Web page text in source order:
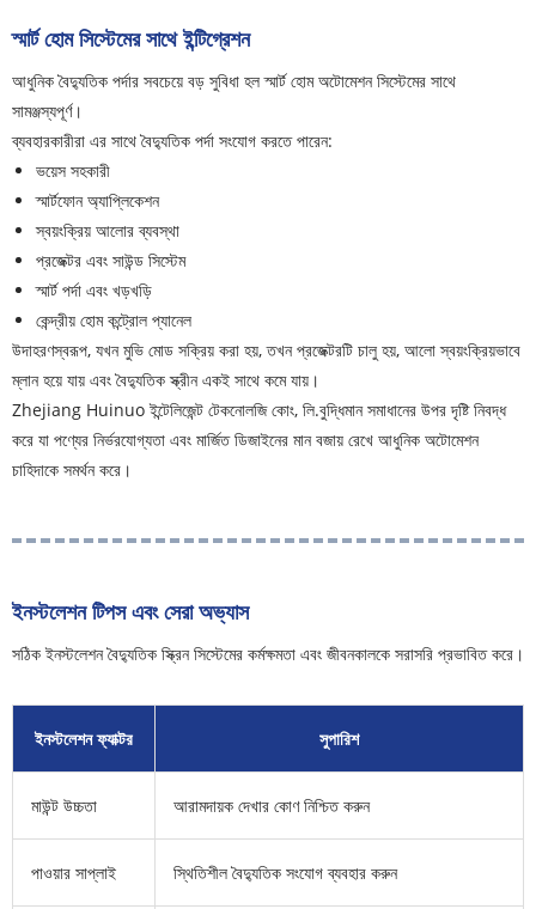
স্মার্ট হোম সিস্টেমের সাথে ইন্টিগ্রেশন
আধুনিক বৈদ্যুতিক পর্দার সবচেয়ে বড় সুবিধা হল স্মার্ট হোম অটোমেশন সিস্টেমের সাথে
সামঞ্জস্যপূর্ণ।
ব্যবহারকারীরা এর সাথে বৈদ্যুতিক পর্দা সংযোগ করতে পারেন:
ভয়েস সহকারী
স্মার্টফোন অ্যাপ্লিকেশন
স্বয়ংক্রিয় আলোর ব্যবস্থা
প্রজেক্টর এবং সাউন্ড সিস্টেম
স্মার্ট পর্দা এবং খড়খড়ি
কেন্দ্রীয় হোম কন্ট্রোল প্যানেল
উদাহরণস্বরূপ, যখন মুভি মোড সক্রিয় করা হয়, তখন প্রজেক্টরটি চালু হয়, আলো স্বয়ংক্রিয়ভাবে
ম্লান হয়ে যায় এবং বৈদ্যুতিক স্ক্রীন একই সাথে কমে যায়।
Zhejiang Huinuo ইন্টেলিজেন্ট টেকনোলজি কোং, লি.বুদ্ধিমান সমাধানের উপর দৃষ্টি নিবদ্ধ
করে যা পণ্যের নির্ভরযোগ্যতা এবং মার্জিত ডিজাইনের মান বজায় রেখে আধুনিক অটোমেশন
চাহিদাকে সমর্থন করে।
ইনস্টলেশন টিপস এবং সেরা অভ্যাস
সঠিক ইনস্টলেশন বৈদ্যুতিক স্ক্রিন সিস্টেমের কর্মক্ষমতা এবং জীবনকালকে সরাসরি প্রভাবিত করে।
ইনস্টলেশন ফ্যাক্টর সুপারিশ
মাউন্ট উচ্চতা আরামদায়ক দেখার কোণ নিশ্চিত করুন
পাওয়ার সাপ্লাই স্থিতিশীল বৈদ্যুতিক সংযোগ ব্যবহার করুন